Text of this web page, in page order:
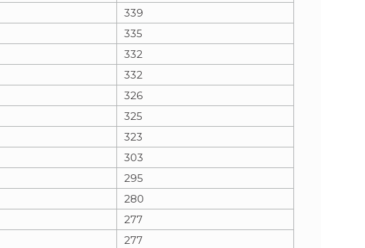
339
335
332
332
326
325
323
303
295
280
277
277